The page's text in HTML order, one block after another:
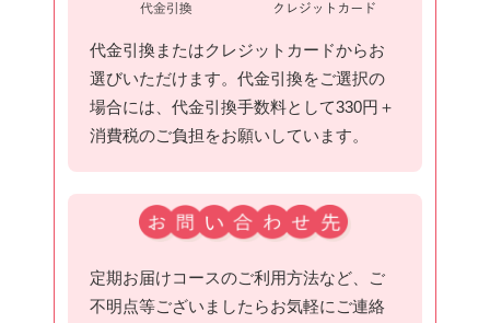
代金引換またはクレジットカードからお
選びいただけます。代金引換をご選択の
場合には、代金引換手数料として330円＋
消費税のご負担をお願いしています。
定期お届けコースのご利用方法など、ご
不明点等ございましたらお気軽にご連絡